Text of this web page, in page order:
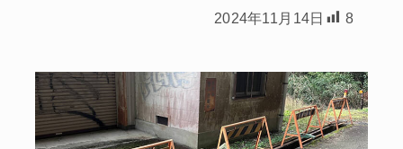
2024年11月14日 8